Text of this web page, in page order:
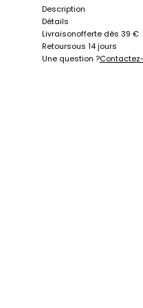
Description
Détails
Livraisonofferte dès 39 €
Retoursous 14 jours
Une question ?